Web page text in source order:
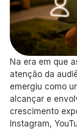
Na era em que
atenção da
emergiu como
alcançar e
crescimento
Instagram,